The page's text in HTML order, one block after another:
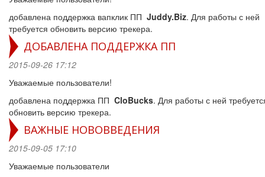
добавлена поддержка вапклик ПП Juddy.Biz. Для работы с ней
требуется обновить версию трекера.
ДОБАВЛЕНА ПОДДЕРЖКА ПП
2015-09-26 17:12
Уважаемые пользователи!
добавлена поддержка ПП CloBucks. Для работы с ней
обновить версию трекера.
ВАЖНЫЕ НОВОВВЕДЕНИЯ
2015-09-05 17:10
Уважаемые пользователи